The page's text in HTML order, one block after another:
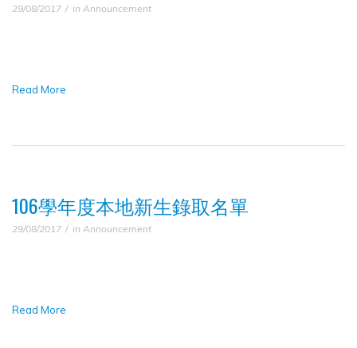
29/08/2017 in Announcement
Read More
106學年度本地新生錄取名單
29/08/2017 in Announcement
Read More